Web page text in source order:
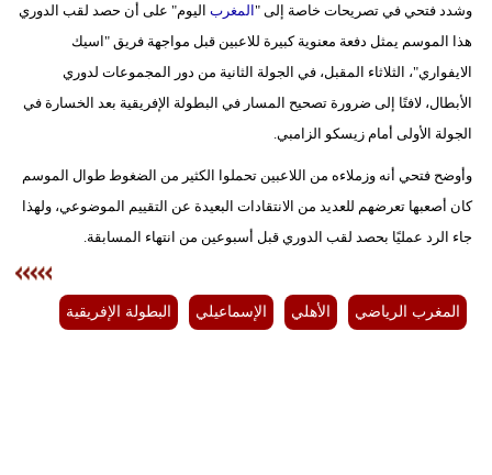
فيديو
وشدد فتحي في تصريحات خاصة إلى "المغرب اليوم" على أن حصد لقب الدوري
هذا الموسم يمثل دفعة معنوية كبيرة للاعبين قبل مواجهة فريق "اسيك
الايفواري"، الثلاثاء المقبل، في الجولة الثانية من دور المجموعات لدوري
الأبطال، لافتًا إلى ضرورة تصحيح المسار في البطولة الإفريقية بعد الخسارة في
الجولة الأولى أمام زيسكو الزامبي.
وأوضح فتحي أنه وزملاءه من اللاعبين تحملوا الكثير من الضغوط طوال الموسم
كان أصعبها تعرضهم للعديد من الانتقادات البعيدة عن التقييم الموضوعي، ولهذا
جاء الرد عمليًا بحصد لقب الدوري قبل أسبوعين من انتهاء المسابقة.
المغرب الرياضي الأهلي الإسماعيلي البطولة الإفريقية